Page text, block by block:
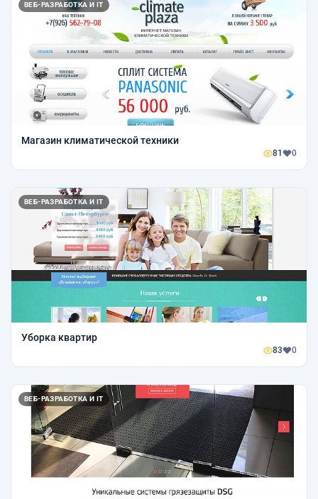
ВЕБ-РАЗРАБОТКА И IT
Магазин климатической техники
81 0
ВЕБ-РАЗРАБОТКА И IT
Уборка квартир
83 0
ВЕБ-РАЗРАБОТКА И IT